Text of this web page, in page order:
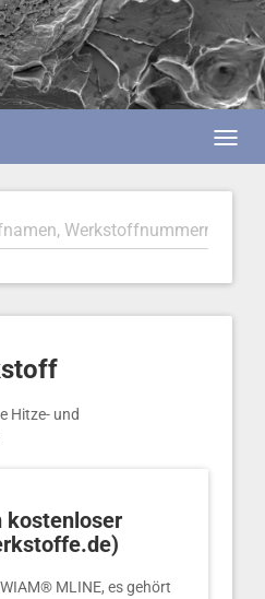
Hitze- und
kostenloser
MLINE, es gehört